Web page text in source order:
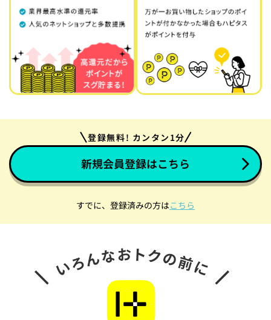
登録無料! カンタン1分
新規会員登録はこちら
すでに、登録済みの方はこちら